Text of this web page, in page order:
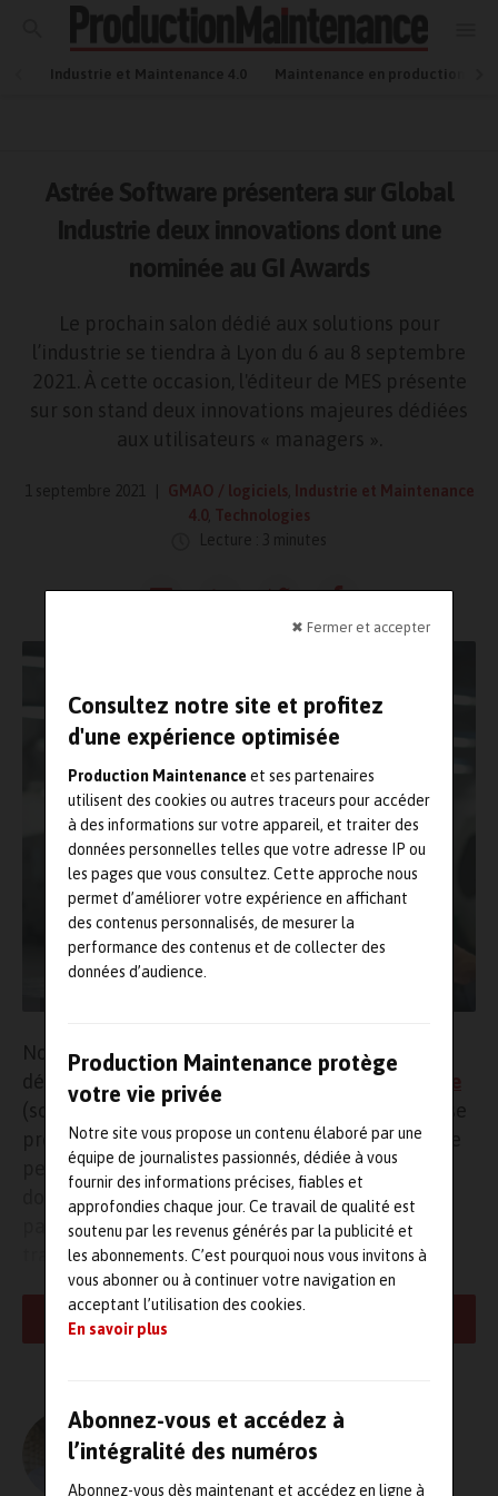
✖ Fermer et accepter
Consultez notre site et profitez
d'une expérience optimisée
Production Maintenanceet ses partenaires
utilisent des cookies ou autres traceurs pour accéder
à des informations sur votre appareil, et traiter des
données personnelles telles que votre adresse IP ou
les pages que vous consultez. Cette approche nous
permet d’améliorer votre expérience en affichant
des contenus personnalisés, de mesurer la
performance des contenus et de collecter des
données d’audience.
Production Maintenance protège
votre vie privée
Notre site vous propose un contenu élaboré par une
équipe de journalistes passionnés, dédiée à vous
fournir des informations précises, fiables et
approfondies chaque jour. Ce travail de qualité est
soutenu par les revenus générés par la publicité et
les abonnements. C’est pourquoi nous vous invitons à
vous abonner ou à continuer votre navigation en
acceptant l’utilisation des cookies.
En savoir plus
Abonnez-vous et accédez à
l’intégralité des numéros
Abonnez-vous dès maintenant et accédez en ligne à
Industrie et Maintenance 4.0 Maintenance en production
Astrée Software présentera sur Global
Industrie deux innovations dont une
nominée au GI Awards
Le prochain salon dédié aux solutions pour
l’industrie se tiendra à Lyon du 6 au 8 septembre
2021. À cette occasion, l'éditeur de MES présente
sur son stand deux innovations majeures dédiées
aux utilisateurs « managers ».
1 septembre 2021 GMAO / logiciels
Industrie et Maintenance
4.0 Technologies
Lecture : 3 minutes
Nominée au GI Awards
, dont les résultats seront
dévoilés le premier jour du salon Global Industrie
(soit le lundi 6 septembre), Aquiweb-PlantData se
présente comme un portail Web personnalisable
permettant d’accéder plus facilement aux
données. Avec ce portail Web entièrement
paramétrable, toutes les données collectées et
traitées au sein du logiciel MES Aquiweb sont
disponibles : production, qualité, maintenance,
stock, traçabilité, énergie, planning… L’utilisateur
peut ainsi configurer son propre portail d’accueil
équipements, lots, outils, personnes, OF, zone,
temps, référence. En temps réel, il dispose d’un
tableau flash numérique, lui donnant la météo de
L'AUTEUR